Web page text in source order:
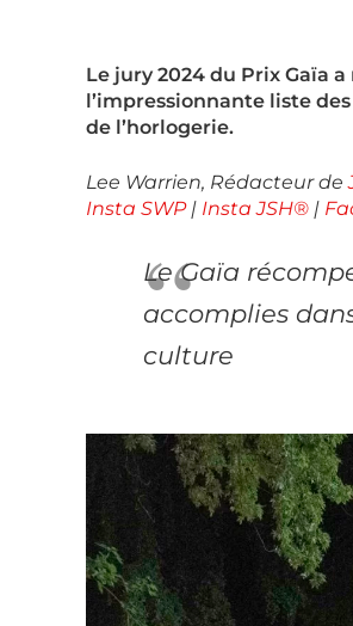
Le jury 2024 du Prix Gaïa
l’impressionnante liste
de l’horlogerie.
Lee Warrien, Rédacteur de
Insta SWP| Insta JSH® |
Le Gaïa
accomplies
culture